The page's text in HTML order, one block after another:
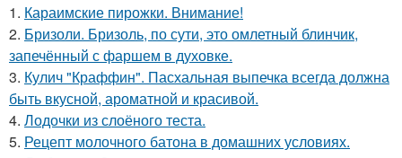
1. Караимские пирожки. Внимание!
2. Бризоли. Бризоль, по сути, это омлетный блинчик,
запечённый с фаршем в духовке.
3. Кулич "Краффин". Пасхальная выпечка всегда должна
быть вкусной, ароматной и красивой.
4. Лодочки из слоёного теста.
5. Рецепт молочного батона в домашних условиях.